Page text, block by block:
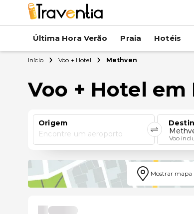
Última Hora Verão Praia Hotéis
Início Voo + Hotel Methven
Voo + Hotel
Origem
Encontre um aeroporto
Voo
Mostrar mapa